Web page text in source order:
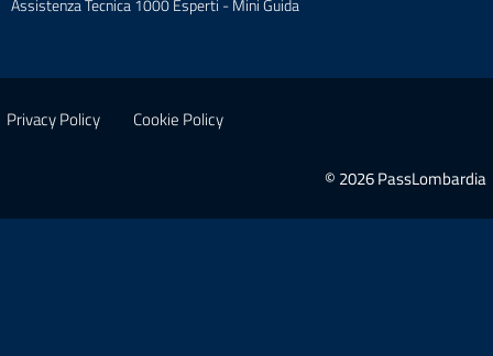
Privacy Policy Cookie Policy
© 2026 PassLombardia